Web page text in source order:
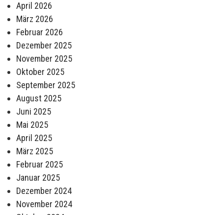
April 2026
März 2026
Februar 2026
Dezember 2025
November 2025
Oktober 2025
September 2025
August 2025
Juni 2025
Mai 2025
April 2025
März 2025
Februar 2025
Januar 2025
Dezember 2024
November 2024